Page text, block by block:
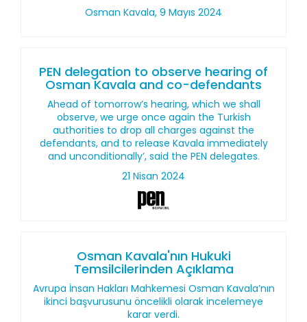
Osman Kavala, 9 Mayıs 2024
PEN delegation to observe hearing of
Osman Kavala and co-defendants
Ahead of tomorrow’s hearing, which we shall
observe, we urge once again the Turkish
authorities to drop all charges against the
defendants, and to release Kavala immediately
and unconditionally’, said the PEN delegates.
21 Nisan 2024
Osman Kavala'nın Hukuki
Temsilcilerinden Açıklama
Avrupa İnsan Hakları Mahkemesi Osman Kavala’nın
ikinci başvurusunu öncelikli olarak incelemeye
karar verdi.